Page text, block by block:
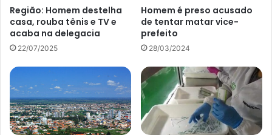
Região: Homem destelha
casa, rouba tênis e TV e
acaba na delegacia
22/07/2025
Homem é preso acusado
de tentar matar vice-
prefeito
28/03/2024